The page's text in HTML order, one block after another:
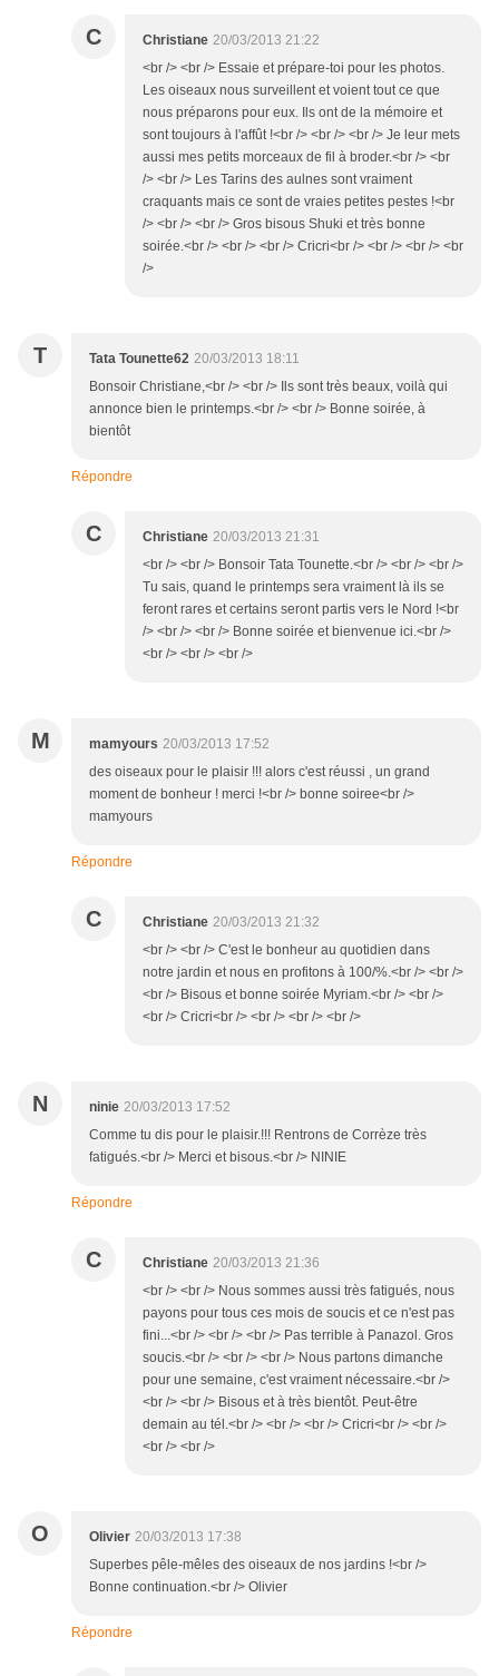
C Christiane 20/03/2013 21:22
<br /> <br /> Essaie et prépare-toi pour les photos.
Les oiseaux nous surveillent et voient tout ce que
nous préparons pour eux. Ils ont de la mémoire et
sont toujours à l'affût !<br /> <br /> <br /> Je leur mets
aussi mes petits morceaux de fil à broder.<br /> <br
/> <br /> Les Tarins des aulnes sont vraiment
craquants mais ce sont de vraies petites pestes !<br
/> <br /> <br /> Gros bisous Shuki et très bonne
soirée.<br /> <br /> <br /> Cricri<br /> <br /> <br /> <br
/>
T Tata Tounette62 20/03/2013 18:11
Bonsoir Christiane,<br /> <br /> Ils sont très beaux, voilà qui
annonce bien le printemps.<br /> <br /> Bonne soirée, à
bientôt
Répondre
C Christiane 20/03/2013 21:31
<br /> <br /> Bonsoir Tata Tounette.<br /> <br /> <br />
Tu sais, quand le printemps sera vraiment là ils se
feront rares et certains seront partis vers le Nord !<br
/> <br /> <br /> Bonne soirée et bienvenue ici.<br />
<br /> <br /> <br />
M mamyours 20/03/2013 17:52
des oiseaux pour le plaisir !!! alors c'est réussi , un grand
moment de bonheur ! merci !<br /> bonne soiree<br />
mamyours
Répondre
C Christiane 20/03/2013 21:32
<br /> <br /> C'est le bonheur au quotidien dans
notre jardin et nous en profitons à 100/%.<br /> <br />
<br /> Bisous et bonne soirée Myriam.<br /> <br />
<br /> Cricri<br /> <br /> <br /> <br />
N ninie 20/03/2013 17:52
Comme tu dis pour le plaisir.!!! Rentrons de Corrèze très
fatigués.<br /> Merci et bisous.<br /> NINIE
Répondre
C Christiane 20/03/2013 21:36
<br /> <br /> Nous sommes aussi très fatigués, nous
payons pour tous ces mois de soucis et ce n'est pas
fini...<br /> <br /> <br /> Pas terrible à Panazol. Gros
soucis.<br /> <br /> <br /> Nous partons dimanche
pour une semaine, c'est vraiment nécessaire.<br />
<br /> <br /> Bisous et à très bientôt. Peut-être
demain au tél.<br /> <br /> <br /> Cricri<br /> <br />
<br /> <br />
O Olivier 20/03/2013 17:38
Superbes pêle-mêles des oiseaux de nos jardins !<br />
Bonne continuation.<br /> Olivier
Répondre